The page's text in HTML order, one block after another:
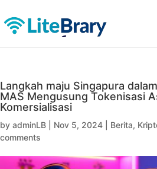
Langkah maju Singapura
MAS Mengusung Tokenisasi
Komersialisasi
by adminLB Nov 5, 2024 Berita,
comments